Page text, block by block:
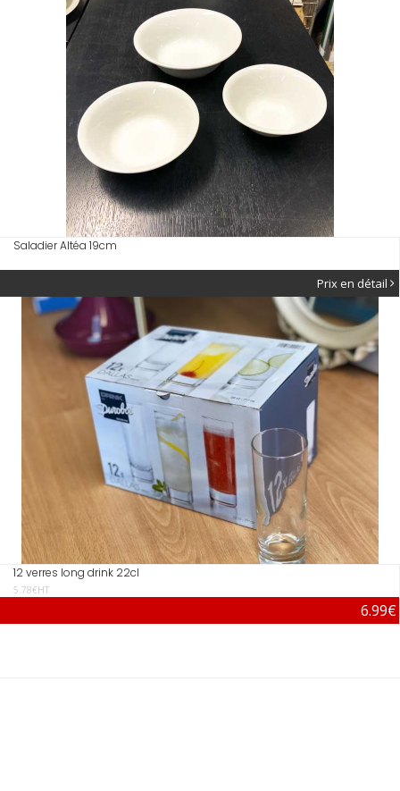
Saladier Altéa 19cm
Prix en détail
12 verres long drink 22cl
5.78€HT
6.99€